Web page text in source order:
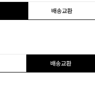
배송교환
배송교환